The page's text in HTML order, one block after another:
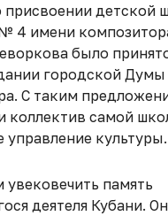
присвоении детской
4 имени
было
городской Думы
С таким
коллектив самой
управление культуры.
память
деятеля Кубани. Он